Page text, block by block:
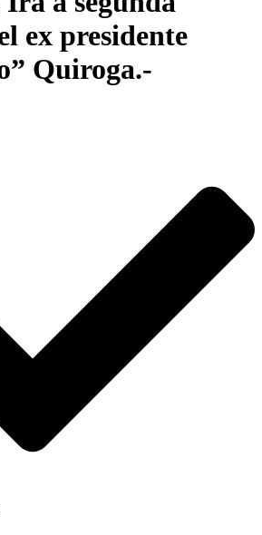
ex presidente
Quiroga.-